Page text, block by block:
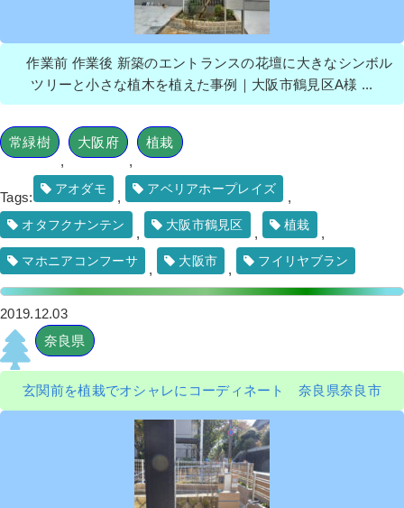
作業前 作業後 新築のエントランスの花壇に大きなシンボル
ツリーと小さな植木を植えた事例｜大阪市鶴見区A様 ...
常緑樹
,
大阪府
,
植栽
Tags:
アオダモ
,
アベリアホープレイズ
,
オタフクナンテン
,
大阪市鶴見区
,
植栽
,
マホニアコンフーサ
,
大阪市
,
フイリヤブラン
2019.12.03
奈良県
玄関前を植栽でオシャレにコーディネート 奈良県奈良市